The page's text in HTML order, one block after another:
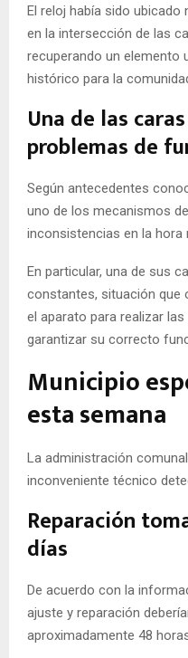
El reloj había sido
en la intersección de las
recuperando un elemento
histórico para la
Una de las
problemas de
Según antecedentes
uno de los mecanismos
inconsistencias en la hora
En particular, una de sus
constantes, situación que
el aparato para realizar
garantizar su correcto
Municipio
esta semana
La administración
inconveniente técnico
Reparación
días
De acuerdo con la
ajuste y reparación
aproximadamente 48